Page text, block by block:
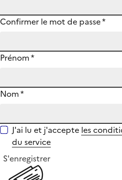
Confirmer le mot de passe*
Prénom*
Nom*
J'ai lu et j'accepte les
du service
S'enregistrer